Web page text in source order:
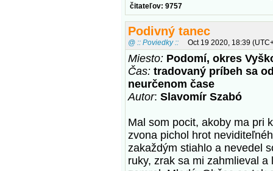
čitateľov: 9757
Podivný tanec
@ :: Poviedky :: Oct 19 2020, 18:39
Miesto: Podomí, okres
Čas: tradovaný príbeh sa
neurčenom čase
Autor: Slavomír Szabó
Mal som pocit, akoby ma pri
zvona pichol hrot
zakaždým stiahlo a nevedel
ruky, zrak sa mi zahmlieval